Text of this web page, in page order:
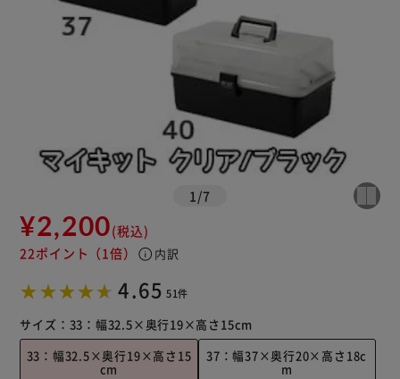
1 /7
¥2,200(税込)
22ポイント （1倍） info 内訳
4.65 51件
サイズ： 33：幅32.5×奥行19×高さ15cm
33：幅32.5×奥行19×高さ15
cm
37：幅37×奥行20×高さ18c
m